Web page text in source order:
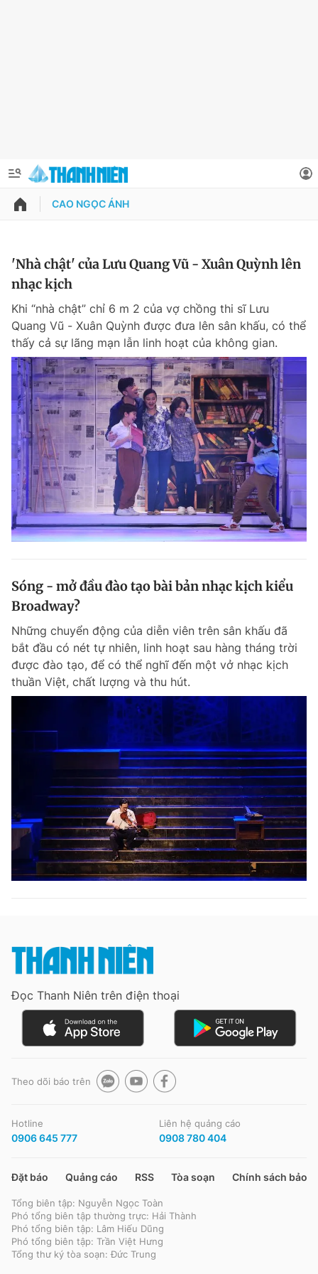
QUẢNG CÁO
Chuyên mục khác
Chào ngày mới Tin 24h
Tin thị trường Tin 360
Video Magazine
Sản phẩm khác
Tiện ích Bạn cần biết
Thông tin tòa soạn Liên hệ quảng cáo
Đọc Thanh Niên trên điện thoại
Hotline
0906 645 777
Liên hệ quảng cáo
0908 780 404
Đặt báo Quảng cáo RSS Tòa soạn Chính sách bảo
Tổng thư ký tòa soạn: Đức Trung
Giấy phép xuất bản số 110/GP - BTTTT cấp ngày 24.3.2020
dưới mọi hình thức nếu không có sự chấp thuận bằng văn bản.
Phát triển bởi ePi Technologies, JSC.
Thông tin tài khoản
Đổi mật khẩu
Tin đã lưu
Tin đã xem
Đăng xuất
CAO NGỌC ÁNH
'Nhà chật' của Lưu Quang Vũ - Xuân Quỳnh lên
nhạc kịch
Khi “nhà chật” chỉ 6 m 2 của vợ chồng thi sĩ Lưu
Quang Vũ - Xuân Quỳnh được đưa lên sân khấu, có thể
thấy cả sự lãng mạn lẫn linh hoạt của không gian.
Sóng - mở đầu đào tạo bài bản nhạc kịch kiểu
Broadway?
Những chuyển động của diễn viên trên sân khấu đã
bắt đầu có nét tự nhiên, linh hoạt sau hàng tháng trời
được đào tạo, để có thể nghĩ đến một vở nhạc kịch
thuần Việt, chất lượng và thu hút.
Đọc Thanh Niên trên điện thoại
Theo dõi báo trên
Hotline
0906 645 777
Liên hệ quảng cáo
0908 780 404
Đặt báo Quảng cáo RSS Tòa soạn Chính sách bảo
Tổng biên tập: Nguyễn Ngọc Toàn
Phó tổng biên tập thường trực: Hải Thành
Phó tổng biên tập: Lâm Hiếu Dũng
Phó tổng biên tập: Trần Việt Hưng
Tổng thư ký tòa soạn: Đức Trung